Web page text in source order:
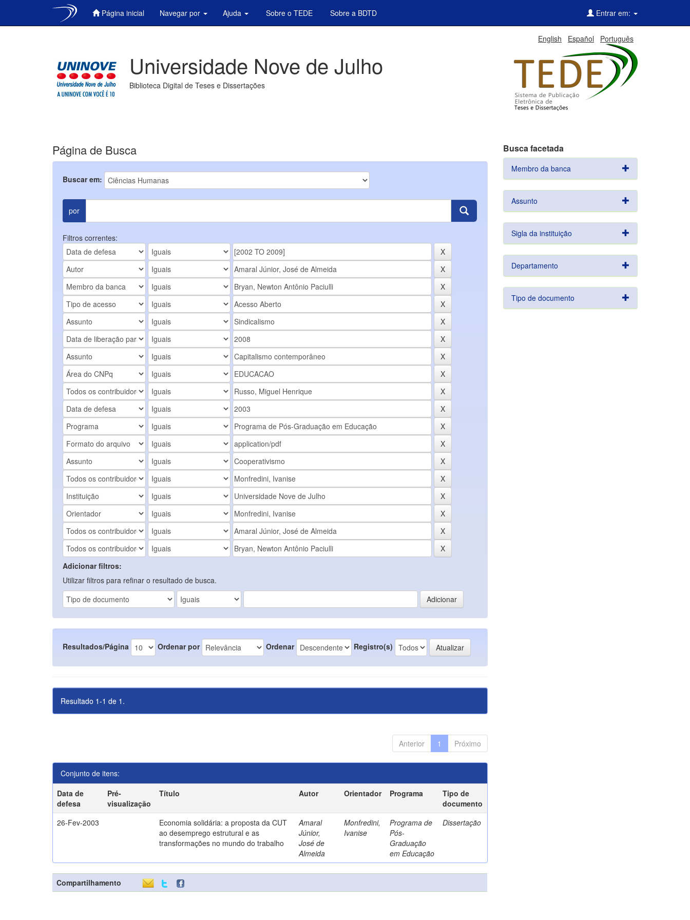
Página inicial Navegar por Ajuda Sobre o TEDE Sobre a BDTD Entrar em:
English Español Português
Universidade Nove de Julho
Biblioteca Digital de Teses e Dissertações
Página de Busca
Buscar em:
por
Filtros correntes:
Adicionar filtros:
Utilizar filtros para refinar o resultado de busca.
Resultados/Página Ordenar por Ordenar Registro(s)
Resultado 1-1 de 1.
Anterior 1 Próximo
Conjunto de itens:
Data de
defesa
Pré-
visualização
Título Autor Orientador Programa
Tipo de
documento
26-Fev-2003
Economia solidária: a proposta da CUT
ao desemprego estrutural e as
transformações no mundo do trabalho
Amaral
Júnior,
José de
Almeida
Monfredini,
Ivanise
Programa de
Pós-
Graduação
em Educação
Dissertação
Compartilhamento
Busca facetada
Membro da banca
Assunto
Sigla da instituição
Departamento
Tipo de documento